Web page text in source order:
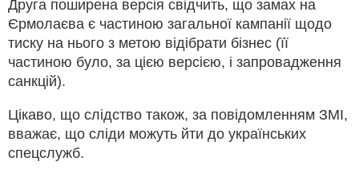
Друга поширена версія свідчить, що замах на
Єрмолаєва є частиною загальної кампанії щодо
тиску на нього з метою відібрати бізнес (її
частиною було, за цією версією, і запровадження
санкцій).
Цікаво, що слідство також, за повідомленням ЗМІ,
вважає, що сліди можуть йти до українських
спецслужб.